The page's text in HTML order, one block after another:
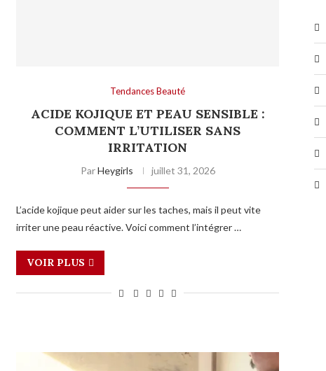
Tendances Beauté
ACIDE KOJIQUE ET PEAU SENSIBLE :
COMMENT L’UTILISER SANS
IRRITATION
ParHeygirls juillet 31, 2026
L’acide kojique peut aider sur les taches, mais il peut vite
irriter une peau réactive. Voici comment l’intégrer …
VOIR PLUS